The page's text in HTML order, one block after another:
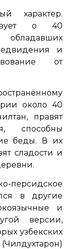
характер.
о 40
и
от
около 40
правят
способны
беды. В их
сладости и
в другие
и
версии,
узбекских